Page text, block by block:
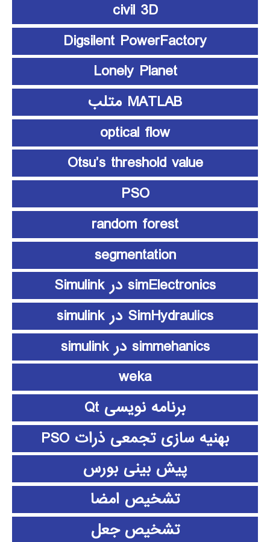
civil 3D
Digsilent PowerFactory
Lonely Planet
MATLAB متلب
optical flow
Otsu’s threshold value
PSO
random forest
segmentation
simElectronics در Simulink
SimHydraulics در simulink
simmehanics در simulink
weka
برنامه نویسی Qt
بهنیه سازی تجمعی ذرات PSO
پیش بینی بورس
تشخیص امضا
تشخیص جعل